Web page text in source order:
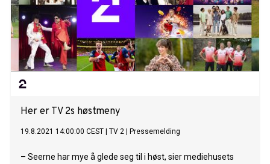
Her er TV 2s høstmeny
19.8.2021 14:00:00 CEST TV 2 Pressemelding
– Seerne har mye å glede seg til i høst, sier mediehusets